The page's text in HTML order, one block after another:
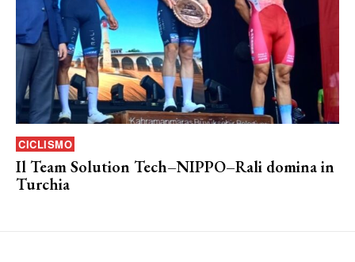
CICLISMO
Il Team Solution Tech–NIPPO–Rali domina in
Turchia